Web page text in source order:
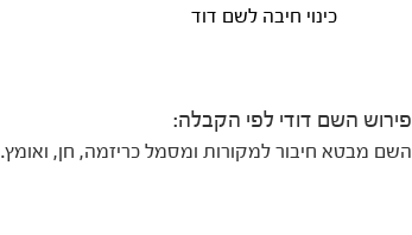
כינוי חיבה לשם דוד
פירוש השם דודי לפי הקבלה:
השם מבטא חיבור למקורות ומסמל כריזמה, חן, ואומץ.